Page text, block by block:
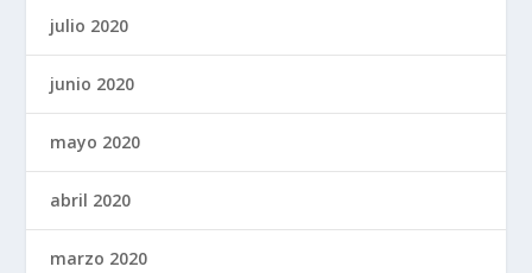
julio 2020
junio 2020
mayo 2020
abril 2020
marzo 2020